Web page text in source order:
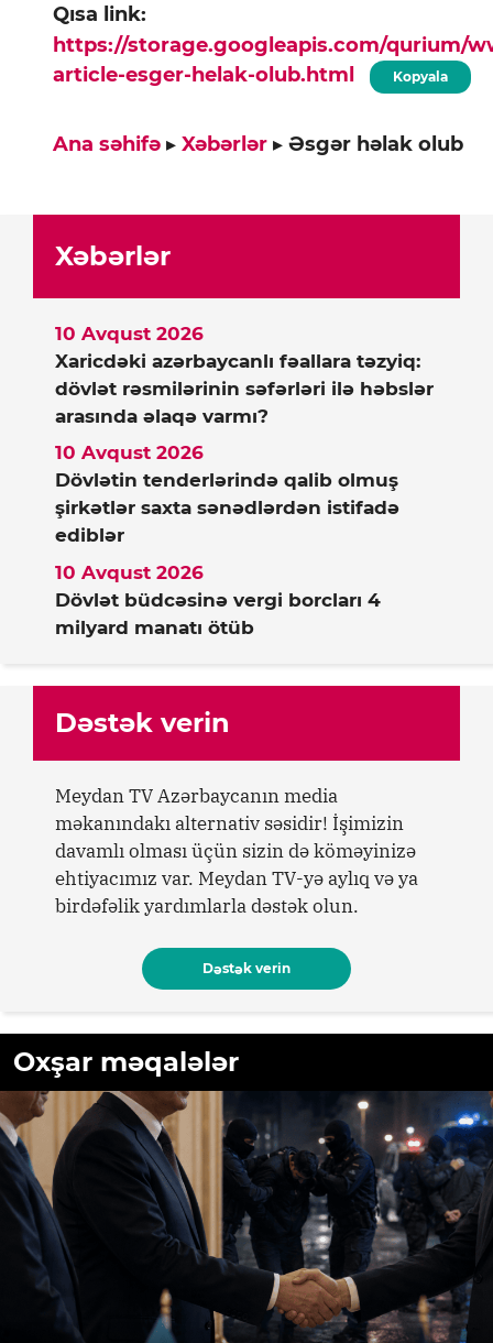
Qısa link:
https://storage.googleapis.com/qurium/
article-esger-helak-olub.html
Kopyala
Ana səhifə ▸ Xəbərlər ▸ Əsgər həlak olub
Xəbərlər
Xaricdəki azərbaycanlı fəallara təzyiq:
dövlət rəsmilərinin səfərləri ilə həbslər
arasında əlaqə varmı?
10 Avqust 2026
Dövlətin tenderlərində qalib olmuş
şirkətlər saxta sənədlərdən istifadə
ediblər
10 Avqust 2026
Dövlət büdcəsinə vergi borcları 4
milyard manatı ötüb
10 Avqust 2026
Dəstək verin
Meydan TV Azərbaycanın media
məkanındakı alternativ səsidir! İşimizin
davamlı olması üçün sizin də köməyinizə
ehtiyacımız var. Meydan TV-yə aylıq və ya
birdəfəlik yardımlarla dəstək olun.
Dəstək verin
Oxşar məqalələr